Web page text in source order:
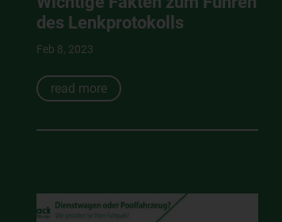
des Lenkprotokolls
Feb 8, 2023
read more